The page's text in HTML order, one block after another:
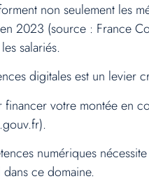
non seulement les
2023 (source : France
salariés.
digitales est un levier
financer votre montée en
numériques
ce domaine.